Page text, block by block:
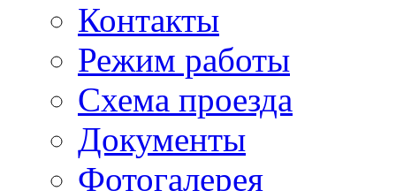
Контакты
Режим работы
Схема проезда
Документы
Фотогалерея